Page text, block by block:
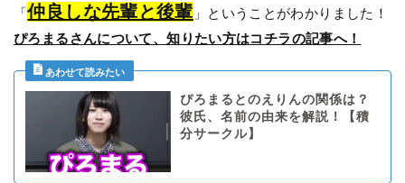
「仲良しな先輩と後輩 」ということがわかりました！
ぴろまるさんについて、知りたい方はコチラの記事へ！
ぴろまるとのえりんの関係は？
彼氏、名前の由来を解説！【積
分サークル】